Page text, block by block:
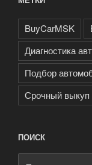
BuyCarMSK
Диагностика
Подбор
Срочный выкуп
ПОИСК